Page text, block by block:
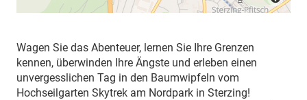
Wagen Sie das Abenteuer, lernen Sie Ihre Grenzen
kennen, überwinden Ihre Ängste und erleben einen
unvergesslichen Tag in den Baumwipfeln vom
Hochseilgarten Skytrek am Nordpark in Sterzing!